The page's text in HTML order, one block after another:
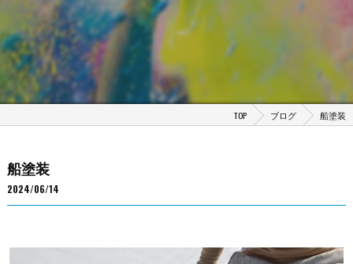
TOP ブログ 船塗装
船塗装
2024/06/14